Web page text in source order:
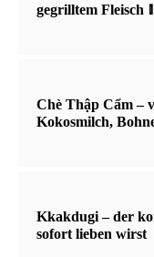
gegrilltem Fleisch
Chè Thập Cẩm –
Kokosmilch,
Kkakdugi – der
sofort lieben wirst